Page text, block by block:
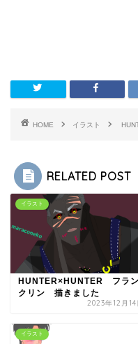
HOME イラスト
RELATED POST
イラスト
HUNTER×HUNTER フラン
クリン 描きました
2023年12月14
イラスト